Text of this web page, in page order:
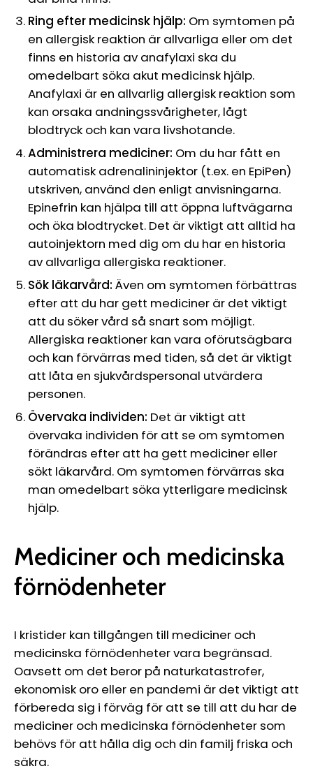
Ring efter medicinsk hjälp: Om symtomen på
en allergisk reaktion är allvarliga eller om det
finns en historia av anafylaxi ska du
omedelbart söka akut medicinsk hjälp.
Anafylaxi är en allvarlig allergisk reaktion som
kan orsaka andningssvårigheter, lågt
blodtryck och kan vara livshotande.
Administrera mediciner: Om du har fått en
automatisk adrenalininjektor (t.ex. en EpiPen)
utskriven, använd den enligt anvisningarna.
Epinefrin kan hjälpa till att öppna luftvägarna
och öka blodtrycket. Det är viktigt att alltid ha
autoinjektorn med dig om du har en historia
av allvarliga allergiska reaktioner.
Sök läkarvård: Även om symtomen förbättras
efter att du har gett mediciner är det viktigt
att du söker vård så snart som möjligt.
Allergiska reaktioner kan vara oförutsägbara
och kan förvärras med tiden, så det är viktigt
att låta en sjukvårdspersonal utvärdera
personen.
Övervaka individen: Det är viktigt att
övervaka individen för att se om symtomen
förändras efter att ha gett mediciner eller
sökt läkarvård. Om symtomen förvärras ska
man omedelbart söka ytterligare medicinsk
hjälp.
Medicineroch medicinska
förnödenheter
I kristider kan tillgången till mediciner och
medicinska förnödenheter vara begränsad.
Oavsett om det beror på naturkatastrofer,
ekonomisk oro eller en pandemi är det viktigt att
förbereda sig i förväg för att se till att du har de
mediciner och medicinska förnödenheter som
behövs för att hålla dig och din familj friska och
säkra.